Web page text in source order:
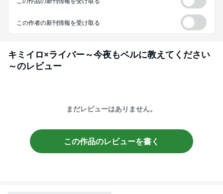
この作者の新刊情報を受け取る
キミイロ×ライバー～今夜もベルに教えてください
～のレビュー
まだレビューはありません。
この作品のレビューを書く